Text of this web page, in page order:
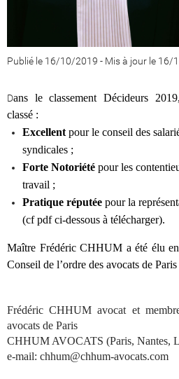
Publié le 16/10/2019 - Mis à jour le 16/
Dans le classement Décideurs
classé :
Excellent pour le conseil des
syndicales ;
Forte Notoriété pour les
travail ;
Pratique réputée pour la
(cf pdf ci-dessous à télécharger).
Maître Frédéric CHHUM a été élu
Conseil de l’ordre des avocats de
Frédéric CHHUM avocat et
avocats de Paris
CHHUM AVOCATS (Paris, Nantes,
e-mail: chhum@chhum-avocats.com